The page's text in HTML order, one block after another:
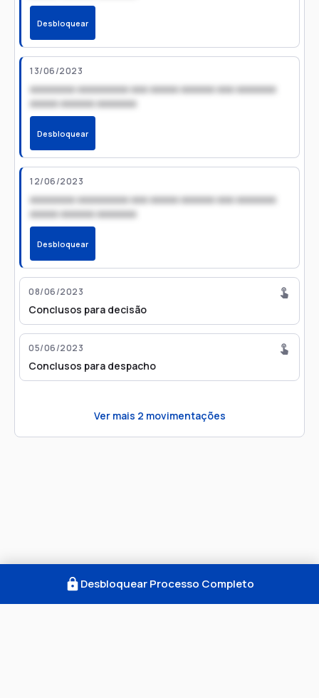
Desbloquear
13/06/2023
xxxxxxxx xxxxxxxxx xxx xxxxx xxxxxx xxx xxxxxxx
xxxxx xxxxxx xxxxxxx
Desbloquear
12/06/2023
xxxxxxxx xxxxxxxxx xxx xxxxx xxxxxx xxx xxxxxxx
xxxxx xxxxxx xxxxxxx
Desbloquear
08/06/2023
Conclusos para decisão
05/06/2023
Conclusos para despacho
Ver mais 2 movimentações
Desbloquear Processo Completo